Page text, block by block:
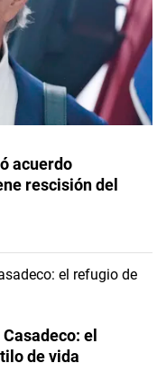
acuerdo
rescisión del
el
de vida